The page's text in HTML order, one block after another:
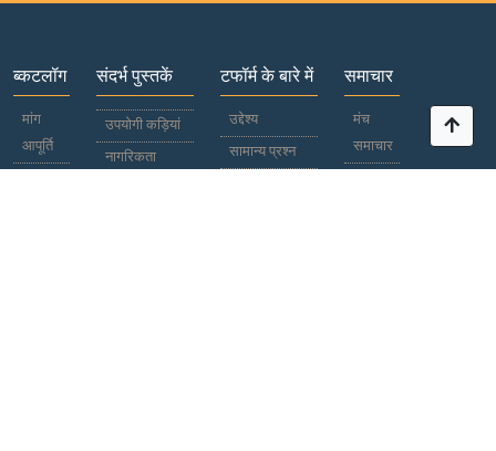
ब्कटलॉग
मांग
आपूर्ति
संदर्भ पुस्तकें
उपयोगी कड़ियां
नागरिकता
टफॉर्म के बारे में
उद्देश्य
सामान्य प्रश्न
समाचार
मंच
समाचार